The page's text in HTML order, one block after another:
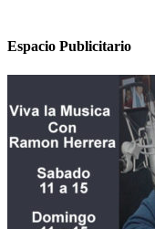
Espacio Publicitario